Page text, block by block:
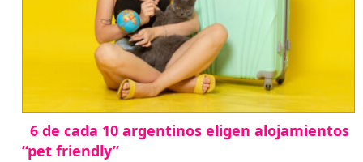
6 de cada 10 argentinos eligen alojamientos
“pet friendly”